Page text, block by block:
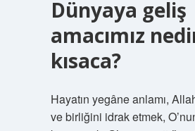
Dünyaya geliş
amacımız
kısaca?
Hayatın yegâne anlamı,
ve birliğini idrak etmek,